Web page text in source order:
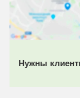
Нужны